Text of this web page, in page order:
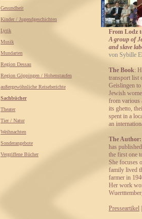
Gesundheit
Kinder / Jugendgeschichten
Lyrik
Musik
Mundarten
Region Dessau
Region Göppingen / Hohenstaufen
außergewöhnliche Reiseberichte
Sachbücher
Theater
Tier / Natur
Weihnachten
Sonderangebote
Vergriffene Bücher
From Lodz
A group of
and slave
von Sybille
The Book:
transport list
Geislingen
Jewish
from various
its ghetto,
spent in a
an
The
has
the first one
She focuses
family lived
farmer in
Her work
Presseartikel